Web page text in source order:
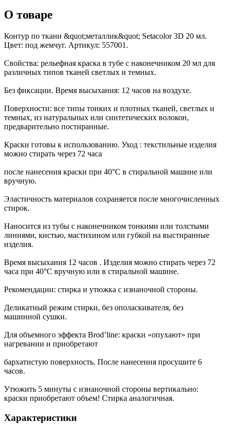
О товаре
Контур по ткани &quot;металлик&quot; Setacolor 3D 20 мл.
Цвет: под жемчуг. Артикул: 557001.
Свойства: рельефная краска в тубе с наконечником 20 мл для
различных типов тканей светлых и темных.
Без фиксации. Время высыхания: 12 часов на воздухе.
Поверхности: все типы тонких и плотных тканей, светлых и
темных, из натуральных или синтетических волокон,
предварительно постиранные.
Краски готовы к использованию. Уход : текстильные изделия
можно стирать через 72 часа
после нанесения краски при 40°C в стиральной машине или
вручную.
Эластичность материалов сохраняется после многочисленных
стирок.
Наносится из тубы с наконечником тонкими или толстыми
линиями, кистью, мастихином или губкой на выстиранные
изделия.
Время высыхания 12 часов . Изделия можно стирать через 72
часа при 40°C вручную или в стиральной машине.
Рекомендации: стирка и утюжка с изнаночной стороны.
Деликатный режим стирки, без ополаскивателя, без
машинной сушки.
Для объемного эффекта Brod’line: краски «опухают» при
нагревании и приобретают
бархатистую поверхность. После нанесения просушите 6
часов.
Утюжить 5 минуты с изнаночной стороны вертикально:
краски приобретают объем! Стирка аналогичная.
Характеристики